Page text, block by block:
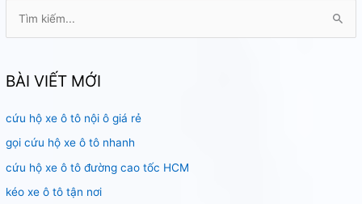
k
ế
m
:
BÀI VIẾT MỚI
cứu hộ xe ô tô nội ô giá rẻ
gọi cứu hộ xe ô tô nhanh
cứu hộ xe ô tô đường cao tốc HCM
kéo xe ô tô tận nơi